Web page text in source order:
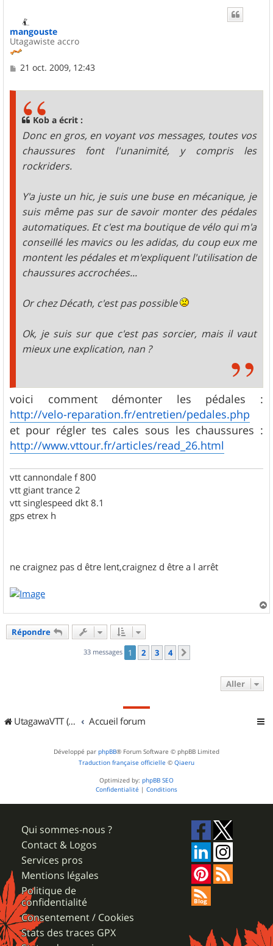
mangouste
Utagawiste accro
M
21 oct. 2009, 12:43
Kob a écrit :
Donc en gros, en voyant vos messages, toutes vos
chaussures font l'unanimité, y compris les
rockriders.
Y'a juste un hic, je suis une buse en mécanique, je
suis même pas sur de savoir monter des pédales
automatiques. Et c'est ma boutique de vélo qui m'a
conseillé les mavics ou les adidas, du coup eux me
montent les pédales et m'expliquent l'utilisation de
chaussures accrochées...
Or chez Décath, c'est pas possible
Ok, je suis sur que c'est pas sorcier, mais il vaut
mieux une explication, nan ?
voici comment démonter les pédales :
http://velo-reparation.fr/entretien/pedales.php
et pour régler tes cales sous les chaussures :
http://www.vttour.fr/articles/read_26.html
vtt cannondale f 800
vtt giant trance 2
vtt singlespeed dkt 8.1
gps etrex h
ne craignez pas d être lent,craignez d être a l arrêt
a
Répondre
33 messages 1 2 3 4
Aller
UtagawaVTT (Randos VTT et VTTAE avec traces GPS) Accueil forum
Développé par phpBB® Forum Software © phpBB Limited
Traduction française officielle © Qiaeru
Optimized by: phpBB SEO
Confidentialité | Conditions
Qui sommes-nous ?
Contact & Logos
Services pros
Mentions légales
Politique de
confidentialité
Consentement / Cookies
Stats des traces GPX